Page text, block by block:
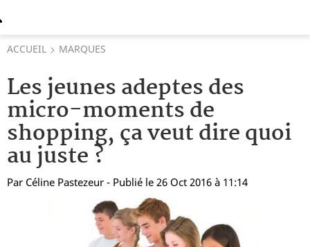
ACCUEIL MARQUES
Les jeunes adeptes des
micro-moments de
shopping, ça veut dire quoi
au juste ?
Par Céline Pastezeur - Publié le 26 Oct 2016 à 11:14